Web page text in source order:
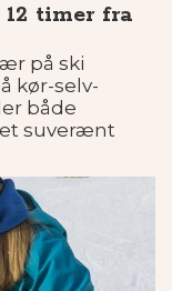
timer fra
på ski
kør-selv-
både
suverænt